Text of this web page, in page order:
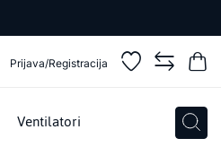
Prijava/Registracija
Ventilatori